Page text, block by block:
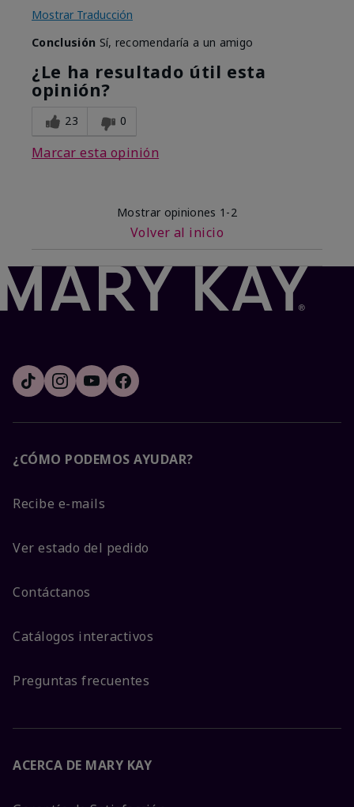
Mostrar Traducción
Conclusión Sí, recomendaría a un amigo
¿Le ha resultado útil esta
opinión?
23 0
Marcar esta opinión
Mostrar opiniones 1-2
Volver al inicio
¿CÓMO PODEMOS AYUDAR?
Recibe e-mails
Ver estado del pedido
Contáctanos
Catálogos interactivos
Preguntas frecuentes
ACERCA DE MARY KAY